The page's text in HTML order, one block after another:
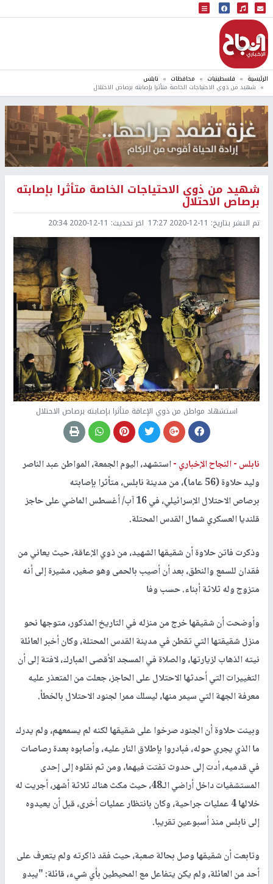
البث المباشر
إذاعة النجاح
الرئيسية فلسطينيات محافظات نابلس
شهيد من ذوي الاحتياجات الخاصة متأثرا بإصابته برصاص الاحتلال
شهيد من ذوي الاحتياجات الخاصة متأثرا بإصابته
برصاص الاحتلال
تم النشر بتاريخ: 2020-12-11 17:27 اخر تحديث: 2020-12-11 20:34
استشهاد مواطن من ذوي الإعاقة متأثرا بإصابته برصاص الاحتلال
نابلس -النجاح الإخباري -استشهد، اليوم الجمعة، المواطن عبد الناصر
وليد حلاوة (56 عاما)، من مدينة نابلس، متأثرا بإصابته
برصاص الاحتلال الإسرائيلي، في 16 آب/ أغسطس الماضي على حاجز
قلنديا العسكري شمال القدس المحتلة.
وذكرت فاتن حلاوة أن شقيقها الشهيد، من ذوي الإعاقة، حيث يعاني من
فقدان للسمع والنطق، بعد أن أصيب بالحمى وهو صغير، مشيرة إلى أنه
متزوج وله ثلاثة أبناء. حسب وفا
وأوضحت أن شقيقها خرج من منزله في التاريخ المذكور، متوجها نحو
منزل شقيقتها التي تقطن في مدينة القدس المحتلة، وكان أخبر العائلة
نيته الذهاب لزيارتها، والصلاة في المسجد الأقصى المبارك، لافتة إلى أن
التغييرات التي أحدثها الاحتلال على الحاجز، جعلت من المتعذر عليه
معرفة الجهة التي سيمر منها، ليسلك ممرا لجنود الاحتلال بالخطأ.
وبينت حلاوة أن الجنود صرخوا على شقيقها لكنه لم يسمعهم، ولم يدرك
ما الذي يجري حوله، فبادروا بإطلاق النار عليه، وأصابوه بعدة رصاصات
في قدميه، أدت إلى حدوث تفتت فيهما، ومن ثم نقلوه إلى إحدى
المستشفيات داخل أراضي الـ48، حيث مكث هناك ثلاثة أشهر، أجريت له
خلالها 4 عمليات جراحية، وكان بانتظار عمليات أخرى، قبل أن يعيدوه
إلى نابلس منذ أسبوعين تقريبا.
وتابعت أن شقيقها وصل بحالة صعبة، حيث فقد ذاكرته ولم يتعرف على
أحد من العائلة، ولم يكن يتفاعل مع المحيطين بأي شيء، قائلة: "يبدو